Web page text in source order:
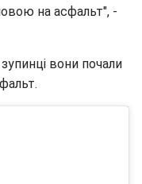
на асфальт", -
вони почали